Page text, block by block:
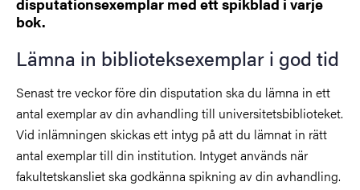
bok.
Lämna in biblioteksexemplar i god tid
Senast tre veckor före din disputation ska du lämna in ett
antal exemplar av din avhandling till universitetsbiblioteket.
Vid inlämningen skickas ett intyg på att du lämnat in rätt
antal exemplar till din institution. Intyget används när
fakultetskansliet ska godkänna spikning av din avhandling.